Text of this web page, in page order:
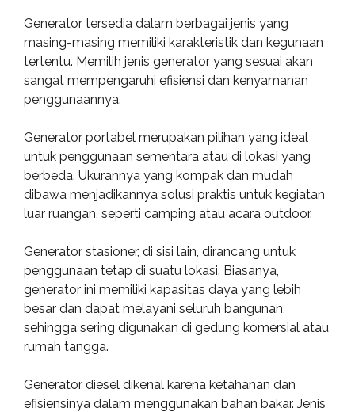
Generator tersedia dalam berbagai jenis yang
masing-masing memiliki karakteristik dan kegunaan
tertentu. Memilih jenis generator yang sesuai akan
sangat mempengaruhi efisiensi dan kenyamanan
penggunaannya.
Generator portabel merupakan pilihan yang ideal
untuk penggunaan sementara atau di lokasi yang
berbeda. Ukurannya yang kompak dan mudah
dibawa menjadikannya solusi praktis untuk kegiatan
luar ruangan, seperti camping atau acara outdoor.
Generator stasioner, di sisi lain, dirancang untuk
penggunaan tetap di suatu lokasi. Biasanya,
generator ini memiliki kapasitas daya yang lebih
besar dan dapat melayani seluruh bangunan,
sehingga sering digunakan di gedung komersial atau
rumah tangga.
Generator diesel dikenal karena ketahanan dan
efisiensinya dalam menggunakan bahan bakar. Jenis